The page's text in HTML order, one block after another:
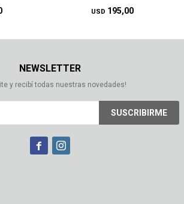
USD 195,00
NEWSLETTER
y recibí todas nuestras novedades!
SUSCRIBIRME
 